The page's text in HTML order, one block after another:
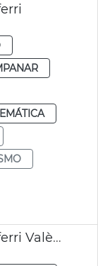
Alturas núcleo histórico Beniferri València